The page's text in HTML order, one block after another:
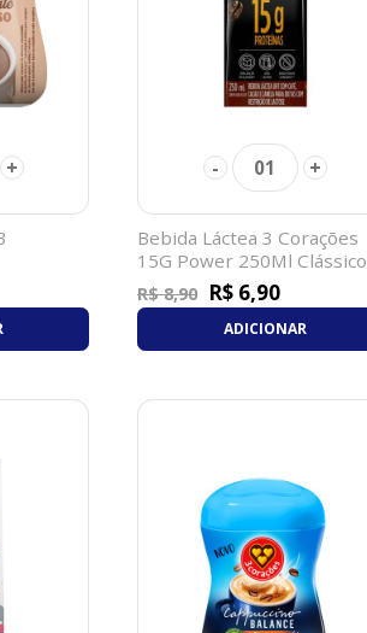
+ - 01 +
Bebida Láctea 3 Corações
15G Power 250Ml Clássico
R$ 8,90 R$ 6,90
ADICIONAR